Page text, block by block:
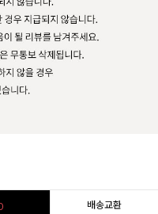
배송교환